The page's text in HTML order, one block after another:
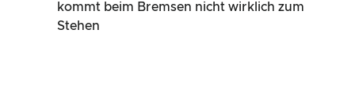
kommt beim Bremsen nicht wirklich zum
Stehen